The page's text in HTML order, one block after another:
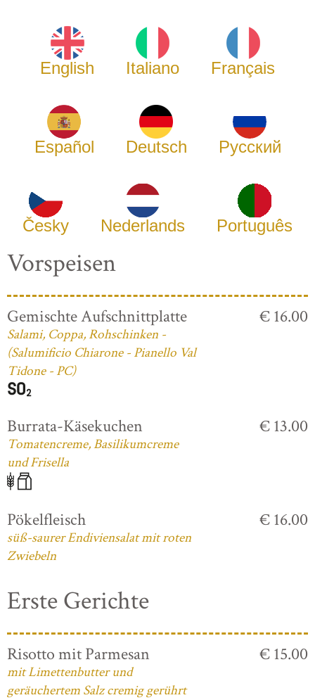
English Italiano Français
Español Deutsch Русский
Česky Nederlands Português
Vorspeisen
Gemischte Aufschnittplatte
Salami, Coppa, Rohschinken -
(Salumificio Chiarone - Pianello Val
Tidone - PC)
€ 16.00
Burrata-Käsekuchen
Tomatencreme, Basilikumcreme
und Frisella
€ 13.00
Pökelfleisch
süß-saurer Endiviensalat mit roten
Zwiebeln
€ 16.00
Erste Gerichte
Risotto mit Parmesan
mit Limettenbutter und
geräuchertem Salz cremig gerührt
€ 15.00